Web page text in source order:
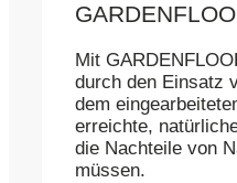
Mit
durch den Einsatz
dem
erreichte,
die Nachteile von
müssen.